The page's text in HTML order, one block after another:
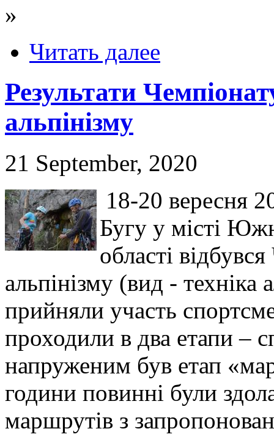
»
Читать далее
Результати
альпінізму
21 September, 2020
18-20 вересня
Бугу у місті
області
альпінізму (вид - техніка
прийняли участь
проходили в два етапи –
напруженим був етап
години повинні були
маршрутів з